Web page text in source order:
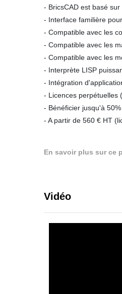
- BricsCAD est basé
- Interface familière
- Compatible avec les
- Compatible avec les
- Compatible avec les
- Interprète LISP
- Intégration
- Licences perpétuelles
- Bénéficier jusqu'à
- A partir de 560 € HT
En savoir plus sur ce
Vidéo